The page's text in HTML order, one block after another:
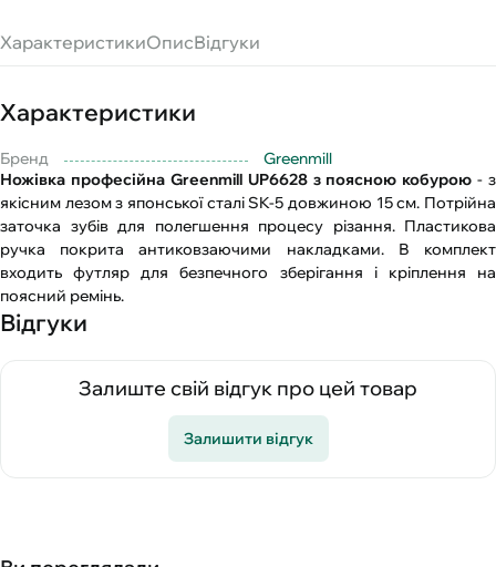
ХарактеристикиОписВідгуки
Характеристики
Бренд
Greenmill
Ножівка професійна Greenmill UP6628 з поясною кобурою - з
якісним лезом з японської сталі SK-5 довжиною 15 см. Потрійна
заточка зубів для полегшення процесу різання. Пластикова
ручка покрита антиковзаючими накладками. В комплект
входить футляр для безпечного зберігання і кріплення на
поясний ремінь.
Відгуки
Залиште свій відгук про цей товар
Залишити відгук